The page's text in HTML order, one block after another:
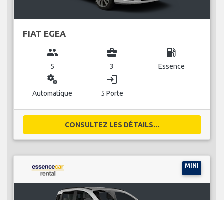
FIAT EGEA
group
5
business_center
3
local_gas_station
Essence
miscellaneous_services
Automatique
login
5 Porte
CONSULTEZ LES DÉTAILS...
MINI